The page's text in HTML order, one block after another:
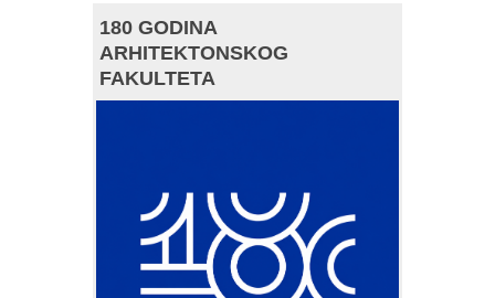
180 GODINA
ARHITEKTONSKOG
FAKULTETA